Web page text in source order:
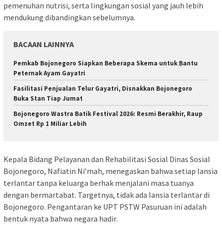
pemenuhan nutrisi, serta lingkungan sosial yang jauh lebih
mendukung dibandingkan sebelumnya.
BACAAN LAINNYA
Pemkab Bojonegoro Siapkan Beberapa Skema untuk Bantu
Peternak Ayam Gayatri
Fasilitasi Penjualan Telur Gayatri, Disnakkan Bojonegoro
Buka Stan Tiap Jumat
Bojonegoro Wastra Batik Festival 2026: Resmi Berakhir, Raup
Omzet Rp 1 Miliar Lebih
Kepala Bidang Pelayanan dan Rehabilitasi Sosial Dinas Sosial
Bojonegoro, Nafiatin Ni’mah, menegaskan bahwa setiap lansia
terlantar tanpa keluarga berhak menjalani masa tuanya
dengan bermartabat. Targetnya, tidak ada lansia terlantar di
Bojonegoro. Pengantaran ke UPT PSTW Pasuruan ini adalah
bentuk nyata bahwa negara hadir.